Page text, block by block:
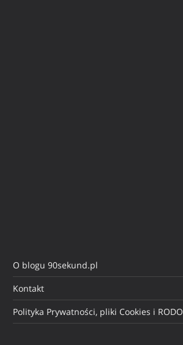
O blogu 90sekund.pl
Kontakt
Polityka Prywatności, pliki Cookies i RODO